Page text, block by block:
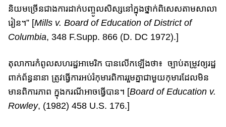
និយម​ច្រើន​ជាង​ការដាក់បញ្ចូលសិស្ស​នៅ​ក្នុង​ថ្នាក់ពិសេសតាមសាលា
រៀន​។” [Mills v. Board of Education of District of
Columbia, 348 F.Supp. 866 (D. DC 1972).]
តុលាការកំពូ​លសហរដ្ឋអាមេរិក បានលើកឡើងថា៖ ច្បាប់​តម្រូវឲ្យរដ្ឋ
ពាក់ព័ន្ធ​នានា​ ត្រូវ​ធ្វើការ​អប់រំកុមារពិការរួមគ្នា​ជាមួយកុមារដែលមិន
មាន​ពិការ​ភាព​ ក្នុង​ករណីអាចធ្វើបាន​។ [Board of Education v.
Rowley, (1982) 458 U.S. 176.]